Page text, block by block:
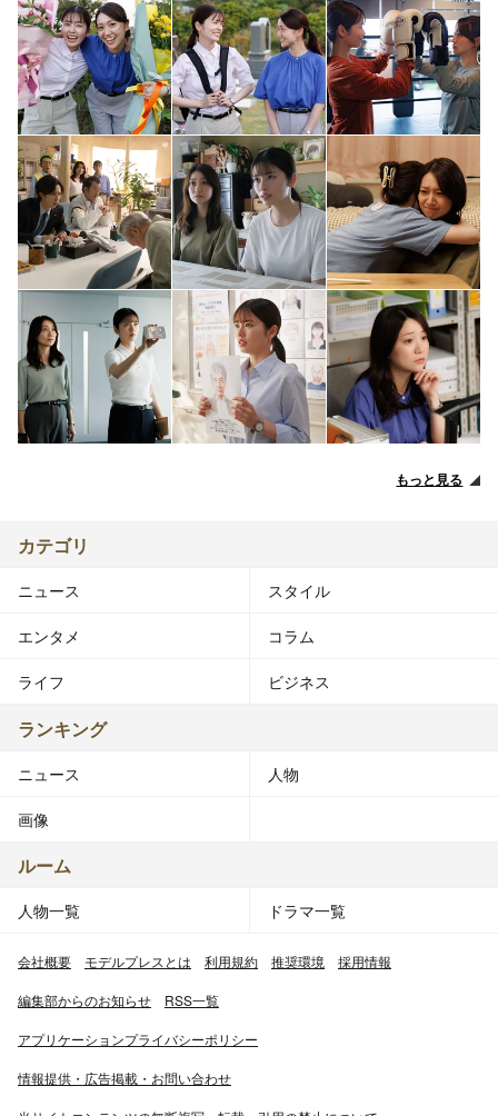
もっと見る
カテゴリ
ニュース スタイル
エンタメ コラム
ライフ ビジネス
ランキング
ニュース 人物
画像
ルーム
人物一覧 ドラマ一覧
会社概要 モデルプレスとは 利用規約 推奨環境 採用情報
編集部からのお知らせ RSS一覧
アプリケーションプライバシーポリシー
情報提供・広告掲載・お問い合わせ